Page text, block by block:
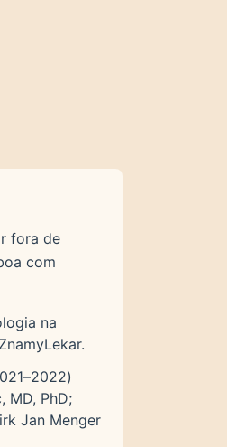
fora de
com
na
MD, PhD;
Jan Menger